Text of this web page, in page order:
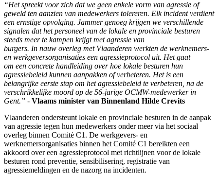
“Het spreekt voor zich dat we geen enkele vorm van agressie of
geweld ten aanzien van medewerkers tolereren. Elk incident verdient
een ernstige opvolging. Jammer genoeg krijgen we verschillende
signalen dat het personeel van de lokale en provinciale besturen
steeds meer te kampen krijgt met agressie van
burgers. In nauw overleg met Vlaanderen werkten de werknemers-
en werkgeversorganisaties een agressieprotocol uit. Het gaat
om een concrete handleiding over hoe lokale besturen hun
agressiebeleid kunnen aanpakken of verbeteren. Het is een
belangrijke eerste stap om het agressiebeleid te verbeteren, na de
verschrikkelijke moord op de 56-jarige OCMW-medewerker in
Gent.” - Vlaams minister van Binnenland Hilde Crevits
Vlaanderen ondersteunt lokale en provinciale besturen in de aanpak
van agressie tegen hun medewerkers onder meer via het sociaal
overleg binnen Comité C1. De werkgevers- en
werknemersorganisaties binnen het Comité C1 bereikten een
akkoord over een agressieprotocol met richtlijnen voor de lokale
besturen rond preventie, sensibilisering, registratie van
agressiemeldingen en de nazorg na incidenten.